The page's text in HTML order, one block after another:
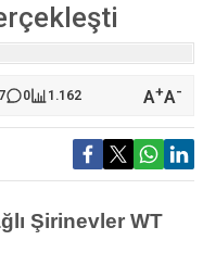
0 1.162 A+A-
Şirinevler WT